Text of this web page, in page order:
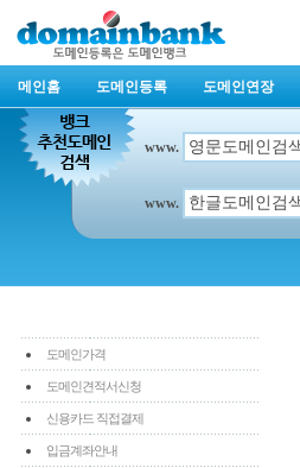
메인홈 도메인등록 도메인연장
www.
www.
도메인가격
도메인견적서신청
신용카드 직접결제
입금계좌안내